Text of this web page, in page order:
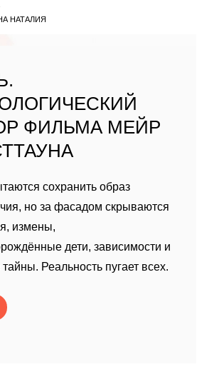
НАТАЛИЯ
ФИЛЬМА МЕЙР
сохранить образ
но за фасадом скрываются
измены,
дети, зависимости и
Реальность пугает всех.